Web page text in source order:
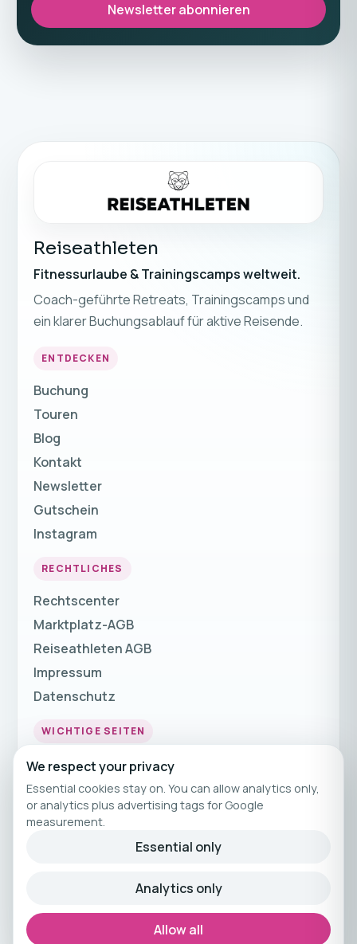
Newsletter abonnieren
Reiseathleten
Fitnessurlaube & Trainingscamps weltweit.
Coach-geführte Retreats, Trainingscamps und
ein klarer Buchungsablauf für aktive Reisende.
ENTDECKEN
Buchung
Touren
Blog
Kontakt
Newsletter
Gutschein
Instagram
RECHTLICHES
Rechtscenter
Marktplatz-AGB
Reiseathleten AGB
Impressum
Datenschutz
WICHTIGE SEITEN
Fitnessurlaub
Fitness Urlaub
Fitnessreisen
© 2026 Reiseathleten
Kuratiertes Fitnessreisen-Angebot von
Reiseathleten.
We respect your privacy
Essential cookies stay on. You can allow analytics only,
or analytics plus advertising tags for Google
measurement.
Essential only
Analytics only
Allow all